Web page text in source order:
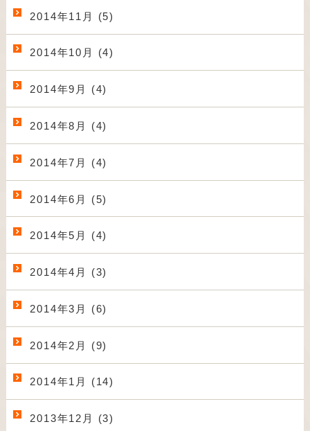
2014年11月 (5)
2014年10月 (4)
2014年9月 (4)
2014年8月 (4)
2014年7月 (4)
2014年6月 (5)
2014年5月 (4)
2014年4月 (3)
2014年3月 (6)
2014年2月 (9)
2014年1月 (14)
2013年12月 (3)